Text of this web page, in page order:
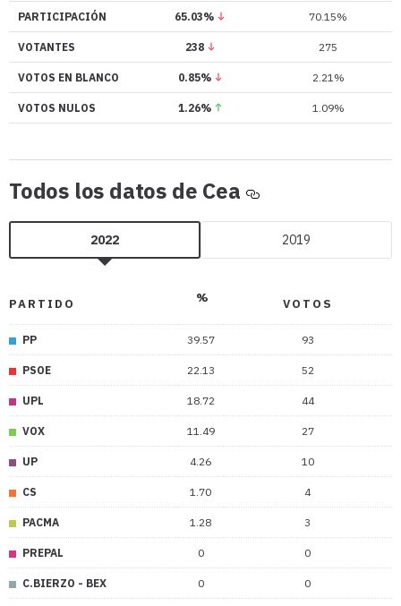
PARTICIPACIÓN 65.03% 70.15%
VOTANTES 238 275
VOTOS EN BLANCO 0.85% 2.21%
VOTOS NULOS 1.26% 1.09%
Todos los datos de Cea Todos
datos
de
2022 2019
PARTIDO % VOTOS
PP 39.57 93
PSOE 22.13 52
UPL 18.72 44
VOX 11.49 27
UP 4.26 10
CS 1.70 4
PACMA 1.28 3
PREPAL 0 0
C.BIERZO - BEX 0 0